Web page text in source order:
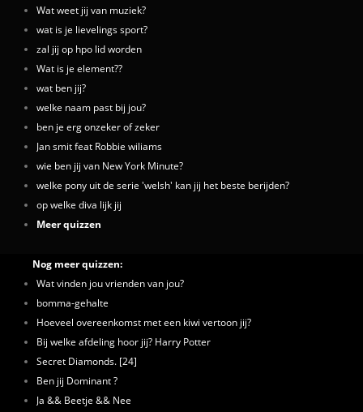
Wat weet jij van muziek?
wat is je lievelings sport?
zal jij op hpo lid worden
Wat is je element??
wat ben jij?
welke naam past bij jou?
ben je erg onzeker of zeker
Jan smit feat Robbie wiliams
wie ben jij van New York Minute?
welke pony uit de serie 'welsh' kan jij het beste berijden?
op welke diva lijk jij
Meer quizzen
Nog meer quizzen:
Wat vinden jou vrienden van jou?
bomma-gehalte
Hoeveel overeenkomst met een kiwi vertoon jij?
Bij welke afdeling hoor jij? Harry Potter
Secret Diamonds. [24]
Ben jij Dominant ?
Ja && Beetje && Nee